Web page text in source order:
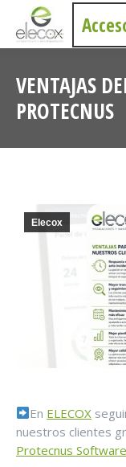
VENTAJAS
PROTECNUS
Elecox
En ELECOX
nuestros clientes
Protecnus Software